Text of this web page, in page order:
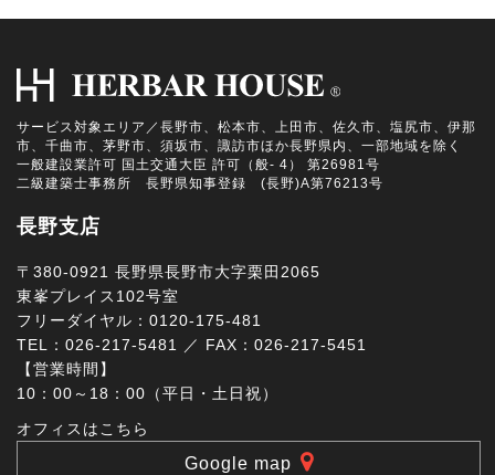
サービス対象エリア／長野市、松本市、上田市、佐久市、塩尻市、伊那
市、千曲市、茅野市、須坂市、諏訪市ほか長野県内、一部地域を除く
一般建設業許可 国土交通大臣 許可（般- 4） 第26981号
二級建築士事務所 長野県知事登録 (長野)A第76213号
長野支店
〒380-0921 長野県長野市大字栗田2065
東峯プレイス102号室
フリーダイヤル：0120-175-481
TEL：026-217-5481 ／ FAX：026-217-5451
【営業時間】
10：00～18：00（平日・土日祝）
オフィスはこちら
Google map